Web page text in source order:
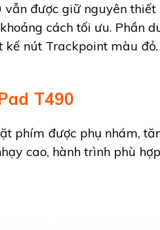
được giữ nguyên
cách tối ưu. Phần
nút Trackpoint màu
T490
phím được phụ nhám,
cao, hành trình phù